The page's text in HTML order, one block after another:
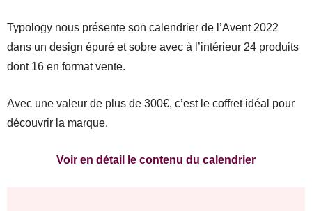
Typology nous présente son calendrier de l’Avent 2022
dans un design épuré et sobre avec à l’intérieur 24 produits
dont 16 en format vente.
Avec une valeur de plus de 300€, c’est le coffret idéal pour
découvrir la marque.
Voir en détail le contenu du calendrier